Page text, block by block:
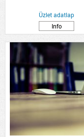
Üzlet adatlap
Info